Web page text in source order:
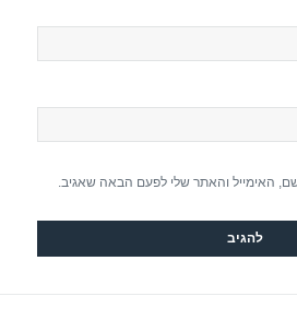
האימייל והאתר שלי לפעם הבאה שאגיב.